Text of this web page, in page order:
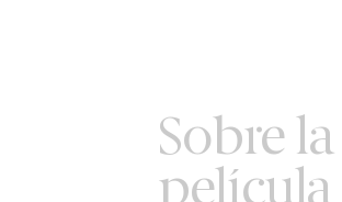
Sobre la
película